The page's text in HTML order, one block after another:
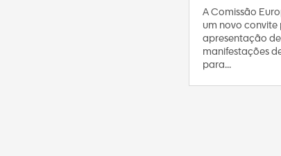
A Comissão
um novo convite
apresentação de
manifestações
para...